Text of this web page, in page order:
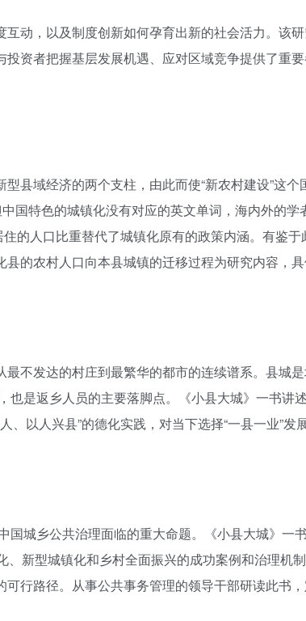
动，以及制度创新如何孕育出新的社会活力。该
资者把握基层发展机遇、应对区域竞争提供了重要
县域经济的两个支柱，由此而使“新农村建设”这个
国特色的城镇化没有对应的英文单词，海内外的学
的人口比重替代了城镇化原有的政策内涵。有鉴
的农村人口向本县城镇的迁移过程为研究内容，
不发达的村庄到最繁华的都市的连续谱系。县城
也是返乡人员的主要落脚点。《小县大城》一书讲
以人兴县”的德化实践，对当下选择“一县一业”发
国城乡公共治理面临的重大命题。《小县大城》一
新型城镇化和乡村全面振兴的成功案例和治理机
行路径。从事公共事务管理的领导干部研读此书